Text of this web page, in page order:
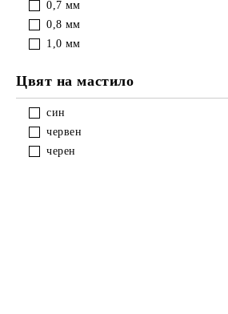
0,7 мм
0,8 мм
1,0 мм
Цвят на мастило
син
червен
черен